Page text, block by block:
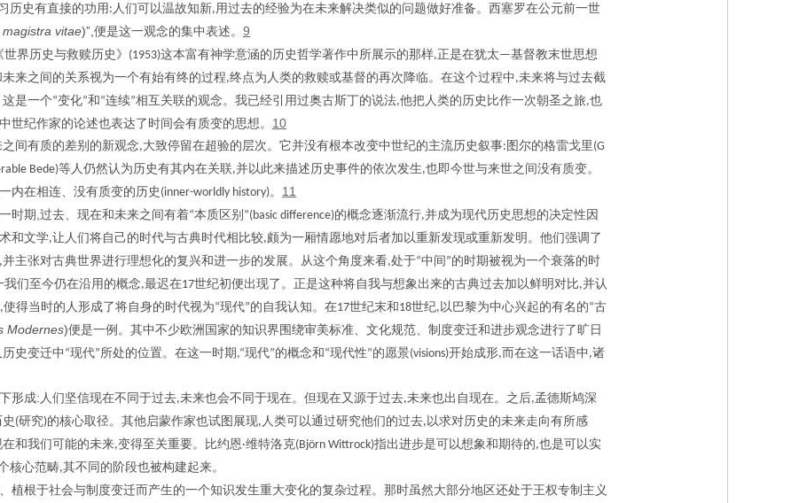
历史有直接的功用 : 人们可以温故知新,用过去的经验为在未来解决类似的问题做好准备。西塞罗在公元前一世
vitae)”,便是这一观念的集中表述。 9
世界历史与救赎历史》 (1953)这本富有神学意涵的历史哲学著作中所展示的那样,正是在犹太—基督教末世思想
来之间的关系视为一个有始有终的过程,终点为人类的救赎或基督的再次降临。在这个过程中 ,未来将与过去截
是一个“变化”和 “连续”相互关联的观念。我已经引用过奥古斯丁的说法,他把人类的历史比作一次朝圣之旅,也
世纪作家的论述也表达了时间会有质变的思想。 10
间有质的差别的新观念,大致停留在超验的层次。它并没有根本改变中世纪的主流历史叙事: 图尔的格雷戈里 (G
Bede)等人仍然认为历史有其内在关联,并以此来描述历史事件的依次发生,也即今世与来世之间没有质变。
内在相连、没有质变的历史 (inner-worldly history)。 11
时期,过去、现在和未来之间有着“本质区别 ”(basic difference)的概念逐渐流行,并成为现代历史思想的决定性因
和文学,让人们将自己的时代与古典时代相比较,颇为一厢情愿地对后者加以重新发现或重新发明。他们强调了
,并主张对古典世界进行理想化的复兴和进一步的发展。从这个角度来看,处于“中间 ”的时期被视为一个衰落的时
我们至今仍在沿用的概念,最迟在17世纪初便出现了。正是这种将自我与想象出来的古典过去加以鲜明对比,并认
,使得当时的人形成了将自身的时代视为“现代”的自我认知。在17世纪末和 18世纪, 以巴黎为中心兴起的有名的“古
Modernes)便是一例。其中不少欧洲国家的知识界围绕审美标准、文化规范、制度变迁和进步观念进行了旷日
史变迁中 “现代”所处的位置。在这一时期 ,“现代”的概念和 “现代性”的愿景(visions)开始成形,而在这一话语中 ,诸
形成: 人们坚信现在不同于过去,未来也会不同于现在。但现在又源于过去,未来也出自现在。之后,孟德斯鸠深
(研究)的核心取径。其他启蒙作家也试图展现, 人类可以通过研究他们的过去, 以求对历史的未来走向有所感
在和我们可能的未来,变得至关重要。比约恩·维特洛克(Björn Wittrock)指出进步是可以想象和期待的,也是可以实
核心范畴,其不同的阶段也被构建起来。
植根于社会与制度变迁而产生的一个知识发生重大变化的复杂过程。那时虽然大部分地区还处于王权专制主义